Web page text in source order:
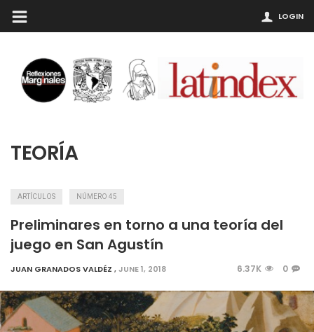
LOGIN
TEORÍA
ARTÍCULOS NÚMERO 45
Preliminares en torno a una teoría del
juego en San Agustín
JUAN GRANADOS VALDÉZ ,JUNE 1, 2018 6.37K 0